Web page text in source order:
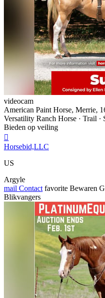
videocam
American Paint Horse, Merrie,
Versatility Ranch Horse · Trail ·
Bieden op veiling

Horsebid,LLC
US
Argyle
mail Contact favorite Bewaren
Blikvangers